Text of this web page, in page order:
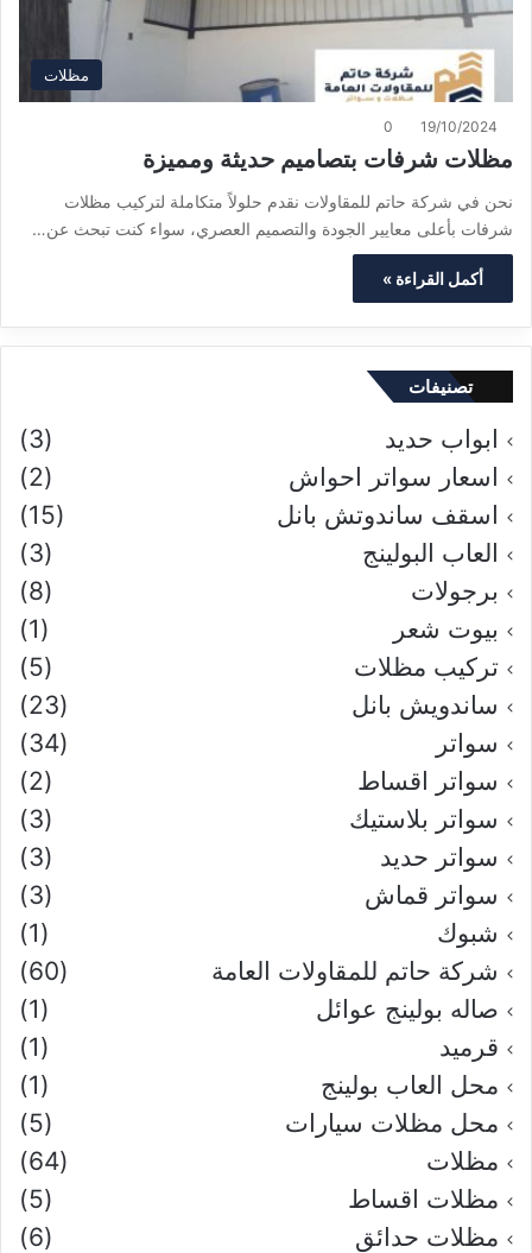
مظلات
19/10/2024
0
مظلات شرفات بتصاميم حديثة ومميزة
نحن في شركة حاتم للمقاولات نقدم حلولاً متكاملة لتركيب مظلات
شرفات بأعلى معايير الجودة والتصميم العصري، سواء كنت تبحث عن…
أكمل القراءة »
تصنيفات
ابواب حديد
(3)
اسعار سواتر احواش
(2)
اسقف ساندوتش بانل
(15)
العاب البولينج
(3)
برجولات
(8)
بيوت شعر
(1)
تركيب مظلات
(5)
ساندويش بانل
(23)
سواتر
(34)
سواتر اقساط
(2)
سواتر بلاستيك
(3)
سواتر حديد
(3)
سواتر قماش
(3)
شبوك
(1)
شركة حاتم للمقاولات العامة
(60)
صاله بولينج عوائل
(1)
قرميد
(1)
محل العاب بولينج
(1)
محل مظلات سيارات
(5)
مظلات
(64)
مظلات اقساط
(5)
مظلات حدائق
(6)